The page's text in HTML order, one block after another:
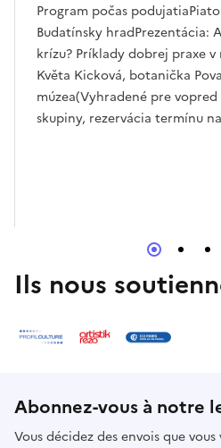
Program počas
Budatínsky hradPrezentácia:
krízu? Príklady dobrej praxe v
Květa Kicková, botanička
múzea(Vyhradené pre
skupiny, rezervácia termínu
Ils nous
Abonnez-vous à notre
Vous décidez des envois que